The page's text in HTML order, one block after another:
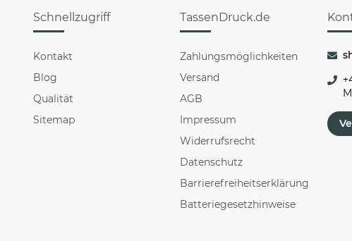
Schnellzugriff
Kontakt
Blog
Qualität
Sitemap
TassenDruck.de
Zahlungsmöglichkeiten
Versand
AGB
Impressum
Widerrufsrecht
Datenschutz
Barrierefreiheitserklärung
Batteriegesetzhinweise